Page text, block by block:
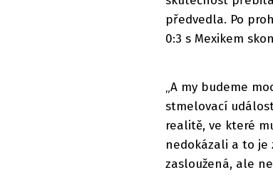
předvedla. Po
0:3 s Mexikem
„A my budeme
stmelovací
realitě, ve které
nedokázali a to je
zasloužená, ale